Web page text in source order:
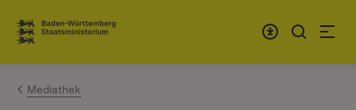
Zum Inhalt springen
Link zur Startseite
Mediathek